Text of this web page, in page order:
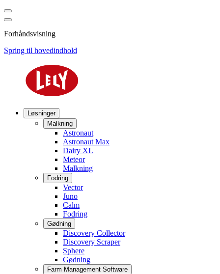
Forhåndsvisning
Spring til hovedindhold
Løsninger
Malkning
Astronaut
Astronaut Max
Dairy XL
Meteor
Malkning
Fodring
Vector
Juno
Calm
Fodring
Gødning
Discovery Collector
Discovery Scraper
Sphere
Gødning
Farm Management Software